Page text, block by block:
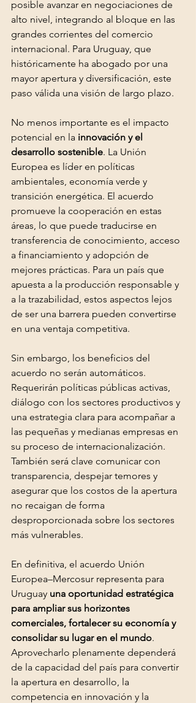
posible avanzar en negociaciones de
alto nivel, integrando al bloque en las
grandes corrientes del comercio
internacional. Para Uruguay, que
históricamente ha abogado por una
mayor apertura y diversificación, este
paso válida una visión de largo plazo.
No menos importante es el impacto
potencial en la innovación y el
desarrollo sostenible. La Unión
Europea es líder en políticas
ambientales, economía verde y
transición energética. El acuerdo
promueve la cooperación en estas
áreas, lo que puede traducirse en
transferencia de conocimiento, acceso
a financiamiento y adopción de
mejores prácticas. Para un país que
apuesta a la producción responsable y
a la trazabilidad, estos aspectos lejos
de ser una barrera pueden convertirse
en una ventaja competitiva.
Sin embargo, los beneficios del
acuerdo no serán automáticos.
Requerirán políticas públicas activas,
diálogo con los sectores productivos y
una estrategia clara para acompañar a
las pequeñas y medianas empresas en
su proceso de internacionalización.
También será clave comunicar con
transparencia, despejar temores y
asegurar que los costos de la apertura
no recaigan de forma
desproporcionada sobre los sectores
más vulnerables.
En definitiva, el acuerdo Unión
Europea–Mercosur representa para
Uruguay una oportunidad estratégica
para ampliar sus horizontes
comerciales, fortalecer su economía y
consolidar su lugar en el mundo.
Aprovecharlo plenamente dependerá
de la capacidad del país para convertir
la apertura en desarrollo, la
competencia en innovación y la